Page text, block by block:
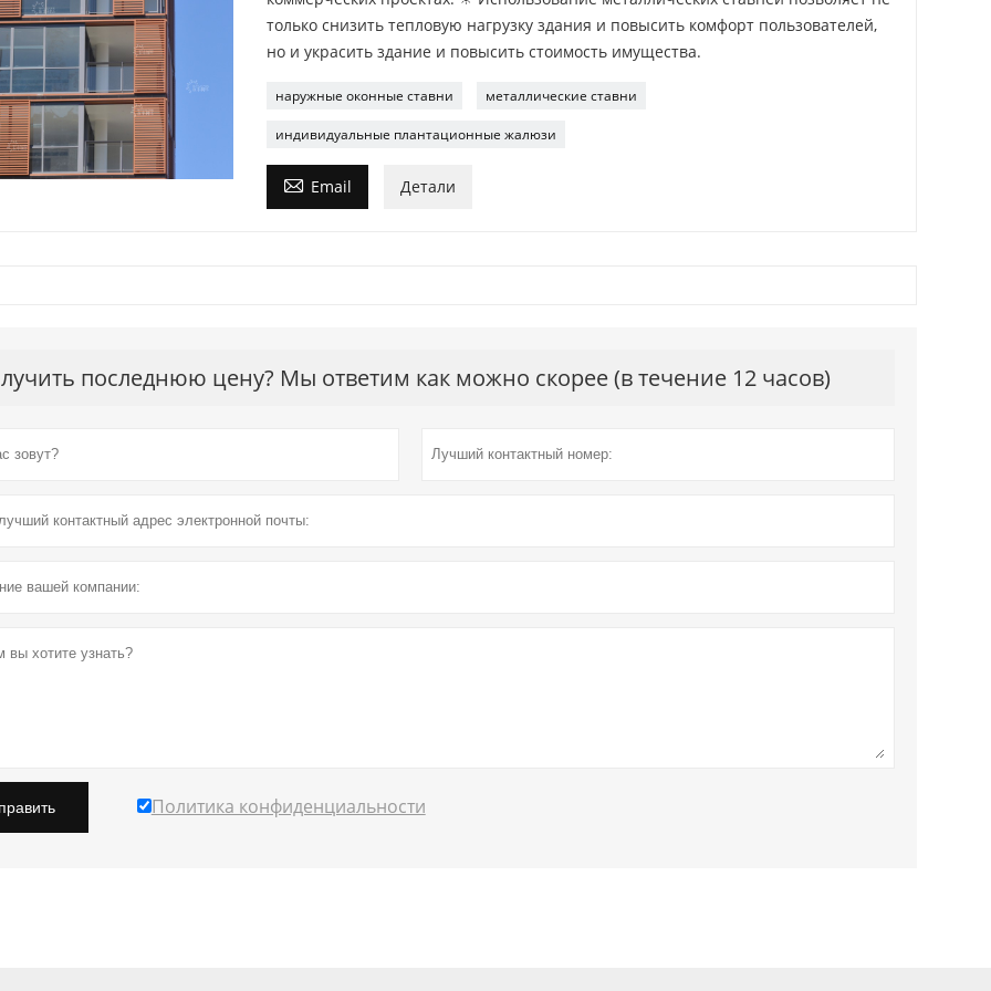
только снизить тепловую нагрузку здания и повысить комфорт пользователей,
но и украсить здание и повысить стоимость имущества.
наружные оконные ставни металлические ставни
индивидуальные плантационные жалюзи
 Email Детали
последнюю цену? Мы ответим как можно скорее (в течение 12 часов)
Политика конфиденциальности